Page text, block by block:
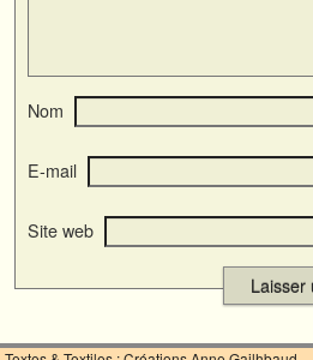
Nom
E-mail
Site web